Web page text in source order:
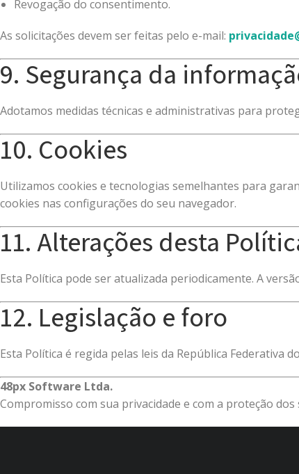
Revogação do consentimento.
As solicitações devem ser feitas pelo e-mail:
9. Segurança da
Adotamos medidas técnicas e administrativas para
10. Cookies
Utilizamos cookies e tecnologias semelhantes para
cookies nas configurações do seu navegador.
11. Alterações desta
Esta Política pode ser atualizada periodicamente. A
12. Legislação e foro
Esta Política é regida pelas leis da República Federativa
48px Software Ltda.
Compromisso com sua privacidade e com a proteção dos